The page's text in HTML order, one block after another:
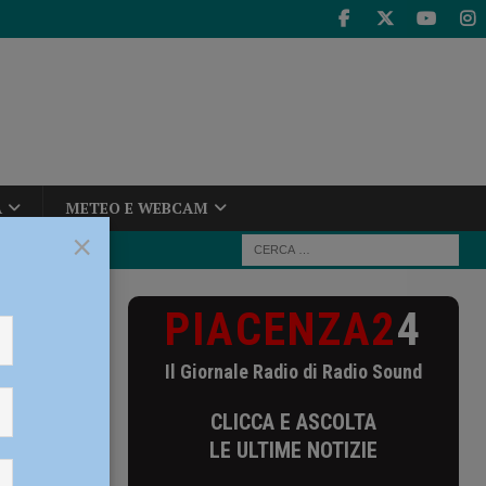
METEO E WEBCAM
PIACENZA24
Il Giornale Radio di Radio Sound
CLICCA E ASCOLTA
LE ULTIME NOTIZIE
×